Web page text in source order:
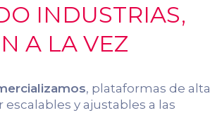
INDUSTRIAS,
A LA VEZ
, plataformas de alta
y ajustables a las